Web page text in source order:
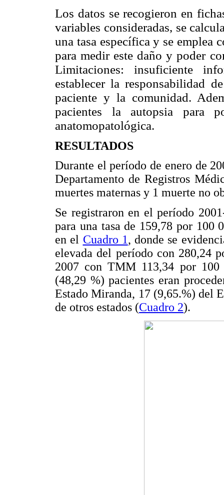
Los datos se recogieron en
variables consideradas, se
una tasa específica y se
para medir este daño y poder
Limitaciones: insuficiente
establecer la responsabilidad
paciente y la comunidad.
pacientes la autopsia para
anatomopatológica.
RESULTADOS
Durante el período de enero de
Departamento de Registros
muertes maternas y 1 muerte no
Se registraron en el período
para una tasa de 159,78 por 100
en el Cuadro 1, donde se
elevada del período con 280,24
2007 con TMM 113,34 por
(48,29 %) pacientes eran
Estado Miranda, 17 (9,65.%) del
de otros estados (Cuadro 2).